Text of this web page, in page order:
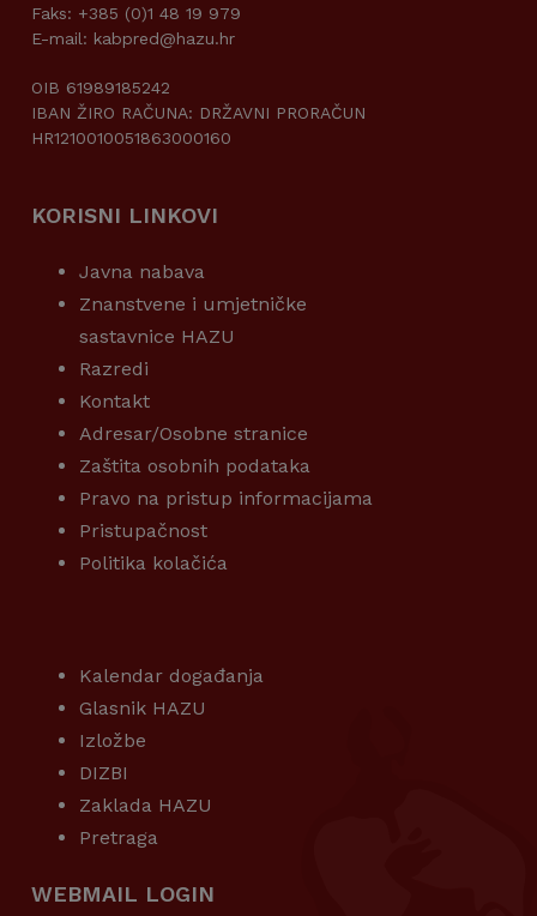
Faks: +385 (0)1 48 19 979
E-mail: kabpred@hazu.hr
OIB 61989185242
IBAN ŽIRO RAČUNA: DRŽAVNI PRORAČUN
HR1210010051863000160
KORISNI LINKOVI
Javna nabava
Znanstvene i umjetničke
sastavnice HAZU
Razredi
Kontakt
Adresar/Osobne stranice
Zaštita osobnih podataka
Pravo na pristup informacijama
Pristupačnost
Politika kolačića
Kalendar događanja
Glasnik HAZU
Izložbe
DIZBI
Zaklada HAZU
Pretraga
WEBMAIL LOGIN